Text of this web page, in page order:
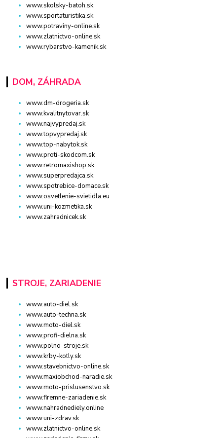
www.skolsky-batoh.sk
www.sportaturistika.sk
www.potraviny-online.sk
www.zlatnictvo-online.sk
www.rybarstvo-kamenik.sk
DOM, ZÁHRADA
www.dm-drogeria.sk
www.kvalitnytovar.sk
www.najvypredaj.sk
www.topvypredaj.sk
www.top-nabytok.sk
www.proti-skodcom.sk
www.retromaxishop.sk
www.superpredajca.sk
www.spotrebice-domace.sk
www.osvetlenie-svietidla.eu
www.uni-kozmetika.sk
www.zahradnicek.sk
STROJE, ZARIADENIE
www.auto-diel.sk
www.auto-techna.sk
www.moto-diel.sk
www.profi-dielna.sk
www.polno-stroje.sk
www.krby-kotly.sk
www.stavebnictvo-online.sk
www.maxiobchod-naradie.sk
www.moto-prislusenstvo.sk
www.firemne-zariadenie.sk
www.nahradnediely.online
www.uni-zdrav.sk
www.zlatnictvo-online.sk